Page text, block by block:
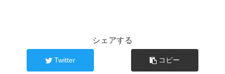
シェアする
Twitter コピー